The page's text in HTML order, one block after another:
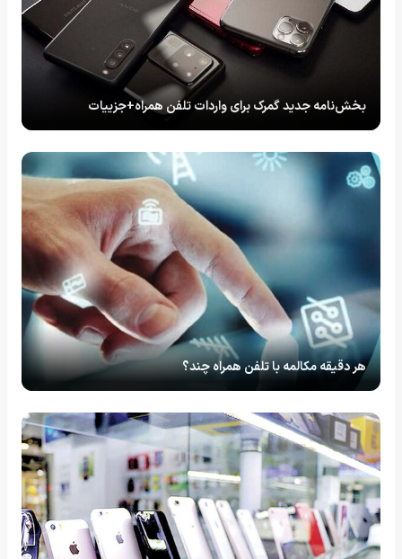
بخش‌نامه جدید گمرک برای واردات تلفن همراه+جزییات
هر دقیقه مکالمه با تلفن همراه چند؟